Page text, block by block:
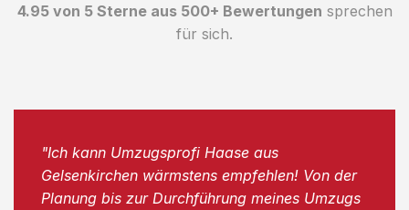
4.95 von 5 Sterne aus 500+ Bewertungen sprechen
für sich.
"Ich kann Umzugsprofi Haase aus
Gelsenkirchen wärmstens empfehlen! Von der
Planung bis zur Durchführung meines Umzugs